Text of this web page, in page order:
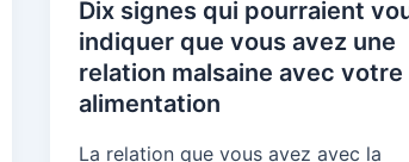
Dix signes qui pourraient
indiquer que vous avez une
relation malsaine avec votre
alimentation
La relation que vous avez avec la